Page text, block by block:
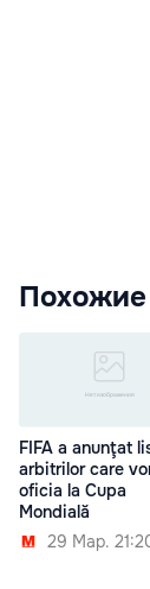
Похожие
FIFA a anunţat
arbitrilor care
oficia la Cupa
Mondială
29 Мар.